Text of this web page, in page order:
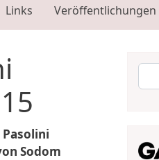
Links Veröffentlichungen
Pasolini
Sodom
Suche